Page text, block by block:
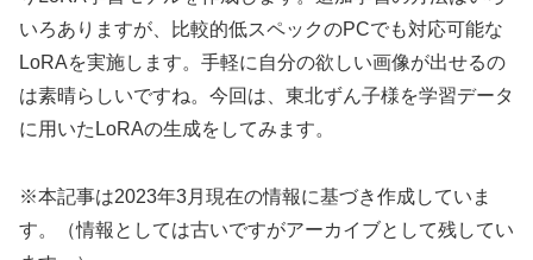
いろありますが、比較的低スペックのPCでも対応可能な
LoRAを実施します。手軽に自分の欲しい画像が出せるの
は素晴らしいですね。今回は、東北ずん子様を学習データ
に用いたLoRAの生成をしてみます。
※本記事は2023年3月現在の情報に基づき作成していま
す。（情報としては古いですがアーカイブとして残してい